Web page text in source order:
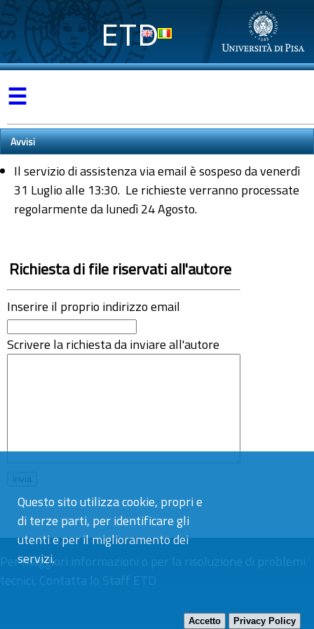
Questo sito utilizza cookie, propri e
di terze parti, per identificare gli
utenti e per il miglioramento dei
servizi.
Accetto Privacy Policy
ETD
☰
Avvisi
Il servizio di assistenza via email è sospeso da venerdì
31 Luglio alle 13:30. Le richieste verranno processate
regolarmente da lunedì 24 Agosto.
Richiesta di file riservati all'autore
Inserire il proprio indirizzo email
Scrivere la richiesta da inviare all'autore
Per maggiori informazioni o per la risoluzione di problemi
tecnici, Contatta lo Staff ETD